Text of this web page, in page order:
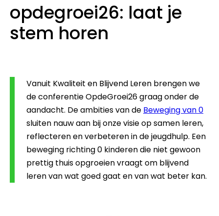
opdegroei26: laat je
stem horen
Vanuit Kwaliteit en Blijvend Leren brengen we
de conferentie OpdeGroei26 graag onder de
aandacht. De ambities van de Beweging van 0
sluiten nauw aan bij onze visie op samen leren,
reflecteren en verbeteren in de jeugdhulp. Een
beweging richting 0 kinderen die niet gewoon
prettig thuis opgroeien vraagt om blijvend
leren van wat goed gaat en van wat beter kan.